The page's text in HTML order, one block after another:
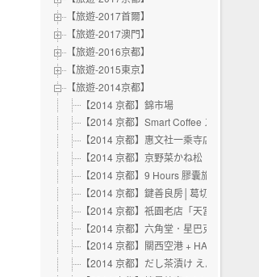
【旅遊-2017首爾】
【旅遊-2017澳門】
【旅遊-2016京都】
【旅遊-2015東京】
【旅遊-2014京都】
【2014 京都】錦市場
【2014 京都】Smart Coffee スマート珈琲
【2014 京都】惠文社一乘寺店
【2014 京都】京野菜かね松（やお屋の二
【2014 京都】9 Hours 膠囊旅館
【2014 京都】鍵善良房│葛切‧蕨餅
【2014 京都】祇園老店「天冨良天周」
【2014 京都】六角堂．星巴克
【2014 京都】關西空港 + HARUKA &
【2014 京都】だし茶漬け えん│茶泡飯專